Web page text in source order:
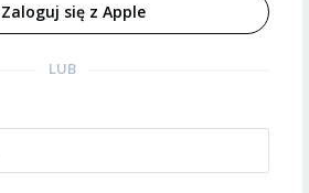
Zaloguj się z Apple
LUB